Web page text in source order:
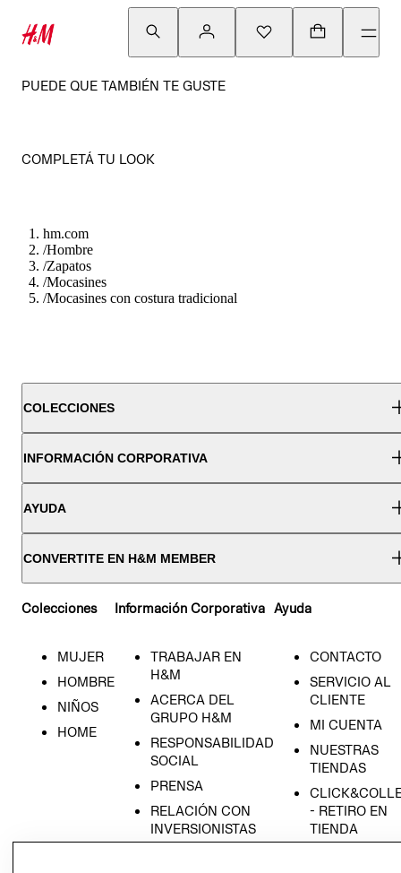
PUEDE QUE TAMBIÉN TE GUSTE
COMPLETÁ TU LOOK
hm.com
/Hombre
/Zapatos
/Mocasines
/Mocasines con costura tradicional
COLECCIONES
INFORMACIÓN CORPORATIVA
AYUDA
CONVERTITE EN H&M MEMBER
Colecciones
MUJER
HOMBRE
NIÑOS
HOME
Información Corporativa
TRABAJAR EN
H&M
ACERCA DEL
GRUPO H&M
RESPONSABILIDAD
SOCIAL
PRENSA
RELACIÓN CON
INVERSIONISTAS
Ayuda
CONTACTO
SERVICIO AL
CLIENTE
MI CUENTA
NUESTRAS
TIENDAS
- RETIRO EN
TIENDA